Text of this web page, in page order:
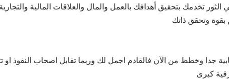
تخدمك بتحقيق أهدافك بالعمل والمال والعلاقات المالية
وتحقق ذاتك
جدا وخطط من الآن فالقادم اجمل لك وربما تقابل اصحاب النفوذ او
كبرى